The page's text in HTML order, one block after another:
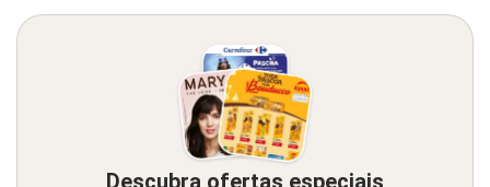
Descubra ofertas especiais